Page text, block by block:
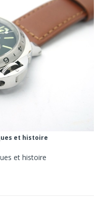
et histoire
et histoire